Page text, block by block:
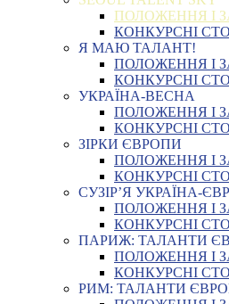
ПОЛОЖЕННЯ І
КОНКУРСНІ
Я МАЮ ТАЛАНТ!
ПОЛОЖЕННЯ І
КОНКУРСНІ
УКРАЇНА-ВЕСНА
ПОЛОЖЕННЯ І
КОНКУРСНІ
ЗІРКИ ЄВРОПИ
ПОЛОЖЕННЯ І
КОНКУРСНІ
СУЗІР’Я УКРАЇНА-
ПОЛОЖЕННЯ І
КОНКУРСНІ
ПАРИЖ: ТАЛАНТИ
ПОЛОЖЕННЯ І
КОНКУРСНІ
РИМ: ТАЛАНТИ